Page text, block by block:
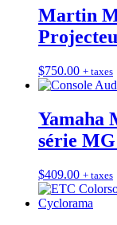
Martin
$750.00 + taxes
Yamaha
série
$409.00 + taxes